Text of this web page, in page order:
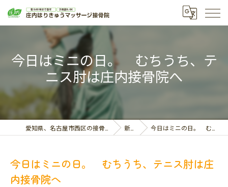
今日はミニの日。 むちうち、テ
ニス肘は庄内接骨院へ
新着情報 今日はミニの日。 むちうち、テニス肘は庄内接骨院へ
今日はミニの日。 むちうち、テニス肘は庄
内接骨院へ